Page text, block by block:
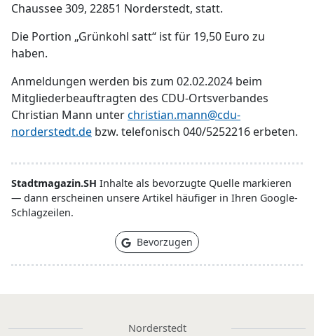
Chaussee 309, 22851 Norderstedt, statt.
Die Portion „Grünkohl satt“ ist für 19,50 Euro zu
haben.
Anmeldungen werden bis zum 02.02.2024 beim
Mitgliederbeauftragten des CDU-Ortsverbandes
Christian Mann unterchristian.mann@cdu-
norderstedt.de bzw. telefonisch 040/5252216 erbeten.
Stadtmagazin.SH Inhalte als bevorzugte Quelle markieren
— dann erscheinen unsere Artikel häufiger in Ihren Google-
Schlagzeilen.
Bevorzugen
Norderstedt